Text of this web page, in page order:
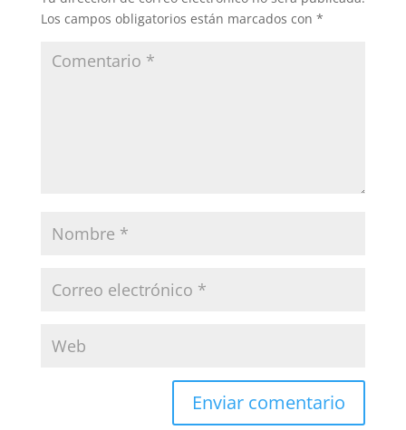
Los campos obligatorios están marcados con *